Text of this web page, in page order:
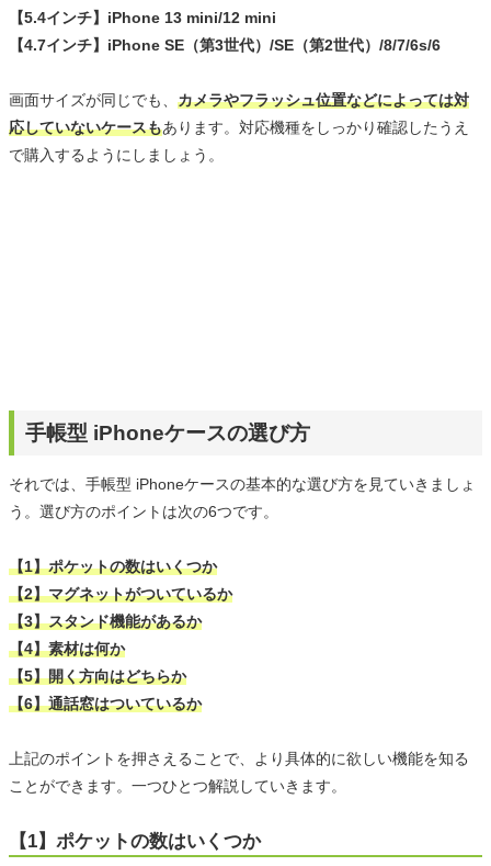
【5.4インチ】iPhone 13 mini/12 mini
【4.7インチ】iPhone SE（第3世代）/SE（第2世代）/8/7/6s/6
画面サイズが同じでも、 カメラやフラッシュ位置などによっては対
応していないケースもあります。対応機種をしっかり確認したうえ
で購入するようにしましょう。
手帳型 iPhoneケースの選び方
それでは、手帳型 iPhoneケースの基本的な選び方を見ていきましょ
う。選び方のポイントは次の6つです。
【1】ポケットの数はいくつか
【2】マグネットがついているか
【3】スタンド機能があるか
【4】素材は何か
【5】開く方向はどちらか
【6】通話窓はついているか
上記のポイントを押さえることで、より具体的に欲しい機能を知る
ことができます。一つひとつ解説していきます。
【1】ポケットの数はいくつか